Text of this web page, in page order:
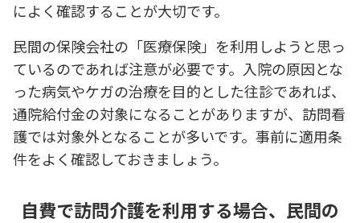
によく確認することが大切です。
民間の保険会社の「医療保険」を利用しようと思っ
ているのであれば注意が必要です。入院の原因とな
った病気やケガの治療を目的とした往診であれば、
通院給付金の対象になることがありますが、訪問看
護では対象外となることが多いです。事前に適用条
件をよく確認しておきましょう。
自費で訪問介護を利用する場合、民間の